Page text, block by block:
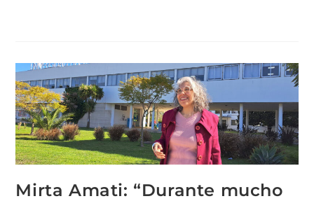
Mirta Amati: “Durante mucho